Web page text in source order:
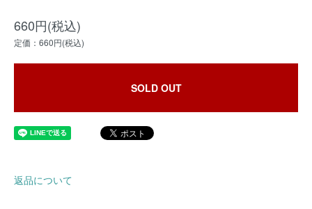
660円(税込)
定価：660円(税込)
SOLD OUT
返品について